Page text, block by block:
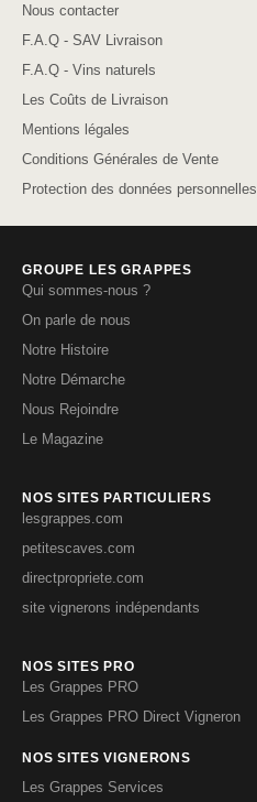
Nous contacter
F.A.Q - SAV Livraison
F.A.Q - Vins naturels
Les Coûts de Livraison
Mentions légales
Conditions Générales de Vente
Protection des données personnelles
GROUPE LES GRAPPES
Qui sommes-nous ?
On parle de nous
Notre Histoire
Notre Démarche
Nous Rejoindre
Le Magazine
NOS SITES PARTICULIERS
lesgrappes.com
petitescaves.com
directpropriete.com
site vignerons indépendants
NOS SITES PRO
Les Grappes PRO
Les Grappes PRO Direct Vigneron
NOS SITES VIGNERONS
Les Grappes Services